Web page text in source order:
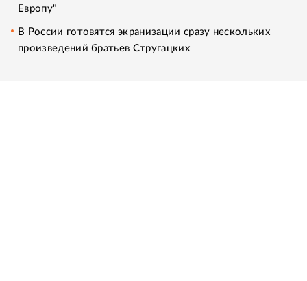
Европу"
В России готовятся экранизации сразу нескольких
произведений братьев Стругацких